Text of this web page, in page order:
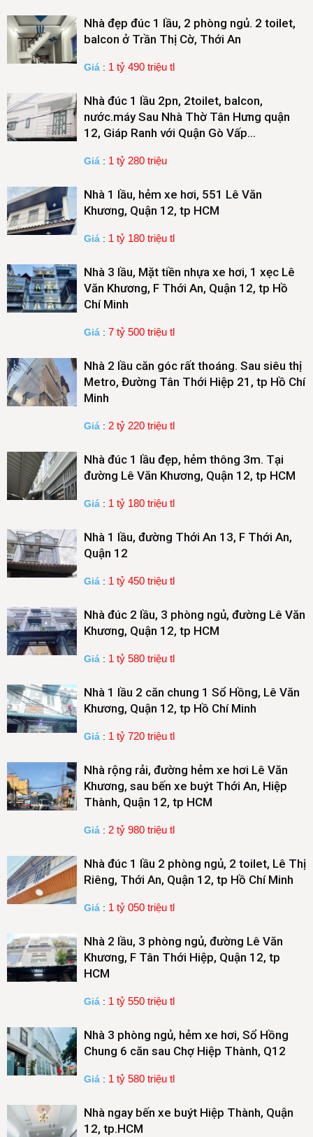
Nhà đẹp đúc 1 lầu, 2 phòng ngủ. 2 toilet,
balcon ở Trần Thị Cờ, Thới An
Giá : 1 tỷ 490 triệu tl
Nhà đúc 1 lầu 2pn, 2toilet, balcon,
nước.máy Sau Nhà Thờ Tân Hưng quận
12, Giáp Ranh với Quận Gò Vấp…
Giá : 1 tỷ 280 triệu
Nhà 1 lầu, hẻm xe hơi, 551 Lê Văn
Khương, Quận 12, tp HCM
Giá : 1 tỷ 180 triệu tl
Nhà 3 lầu, Mặt tiền nhựa xe hơi, 1 xẹc Lê
Văn Khương, F Thới An, Quận 12, tp Hồ
Chí Minh
Giá : 7 tỷ 500 triệu tl
Nhà 2 lầu căn góc rất thoáng. Sau siêu thị
Metro, Đường Tân Thới Hiệp 21, tp Hồ Chí
Minh
Giá : 2 tỷ 220 triệu tl
Nhà đúc 1 lầu đẹp, hẻm thông 3m. Tại
đường Lê Văn Khương, Quận 12, tp HCM
Giá : 1 tỷ 180 triệu tl
Nhà 1 lầu, đường Thới An 13, F Thới An,
Quận 12
Giá : 1 tỷ 450 triệu tl
Nhà đúc 2 lầu, 3 phòng ngủ, đường Lê Văn
Khương, Quận 12, tp HCM
Giá : 1 tỷ 580 triệu tl
Nhà 1 lầu 2 căn chung 1 Sổ Hồng, Lê Văn
Khương, Quận 12, tp Hồ Chí Minh
Giá : 1 tỷ 720 triệu tl
Nhà rộng rải, đường hẻm xe hơi Lê Văn
Khương, sau bến xe buýt Thới An, Hiệp
Thành, Quận 12, tp HCM
Giá : 2 tỷ 980 triệu tl
Nhà đúc 1 lầu 2 phòng ngủ, 2 toilet, Lê Thị
Riêng, Thới An, Quận 12, tp Hồ Chí Minh
Giá : 1 tỷ 050 triệu tl
Nhà 2 lầu, 3 phòng ngủ, đường Lê Văn
Khương, F Tân Thới Hiệp, Quận 12, tp
HCM
Giá : 1 tỷ 550 triệu tl
Nhà 3 phòng ngủ, hẻm xe hơi, Sổ Hồng
Chung 6 căn sau Chợ Hiệp Thành, Q12
Giá : 1 tỷ 580 triệu tl
Nhà ngay bến xe buýt Hiệp Thành, Quận
12, tp.HCM